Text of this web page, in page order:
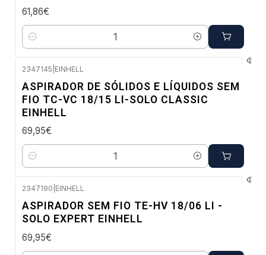
61,86€
Quantidade
2347145 EINHELL
ASPIRADOR DE SÓLIDOS E LÍQUIDOS SEM
FIO TC-VC 18/15 LI-SOLO CLASSIC
EINHELL
69,95€
Quantidade
2347190 EINHELL
ASPIRADOR SEM FIO TE-HV 18/06 LI -
SOLO EXPERT EINHELL
69,95€